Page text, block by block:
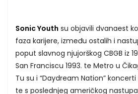
Sonic Youth su objavili dvanaest
faza karijere, između ostalih i
poput slavnog njujorškog CBGB iz
San Franciscu 1993. te Metro u
Tu su i “Daydream Nation”
te s poslednjeg američkog